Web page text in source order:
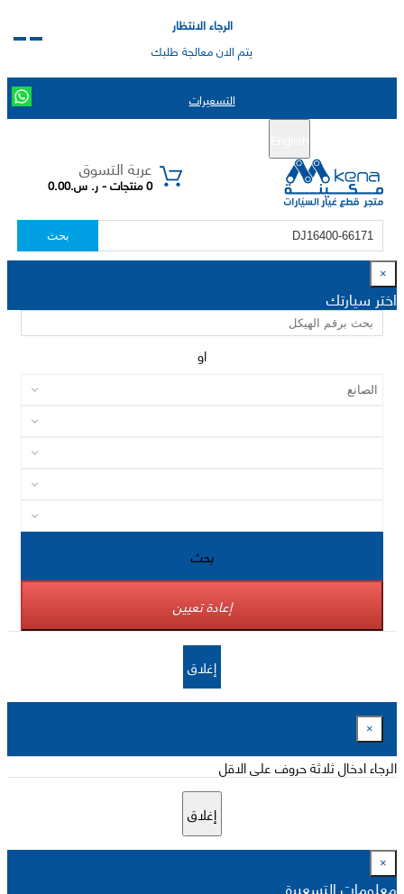
الرجاء الانتظار
يتم الان معالجة طلبك
التسعيرات
عربة التسوق
0 منتجات - ر. س.0.00
بحث
×
اختر سيارتك
او
بحث
إعادة تعيين
إغلاق
×
الرجاء ادخال ثلاثة حروف على الاقل
إغلاق
×
معلومات التسعيرة